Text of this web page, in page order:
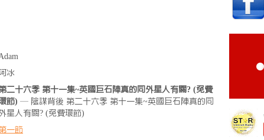
阿冰
二十六季 第十一集~英國巨石陣真的同外星人有關? (免費
節) — 陰謀背後 第二十六季 第十一集~英國巨石陣真的同
星人有關? (免費環節)
一節